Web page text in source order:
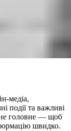
медіа,
події та важливі
головне — щоб
швидко.